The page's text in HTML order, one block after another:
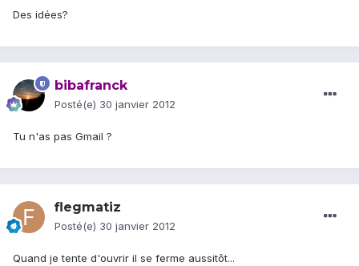
Des idées?
bibafranck
Posté(e) 30 janvier 2012
Tu n'as pas Gmail ?
flegmatiz
Posté(e) 30 janvier 2012
Quand je tente d'ouvrir il se ferme aussitôt...